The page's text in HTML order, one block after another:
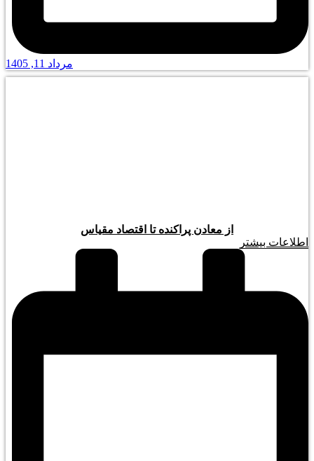
مرداد 11, 1405
از معادن پراکنده تا اقتصاد مقیاس
اطلاعات بیشتر